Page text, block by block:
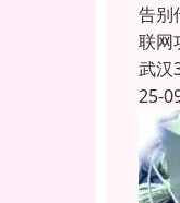
告别
联网
武汉
25-